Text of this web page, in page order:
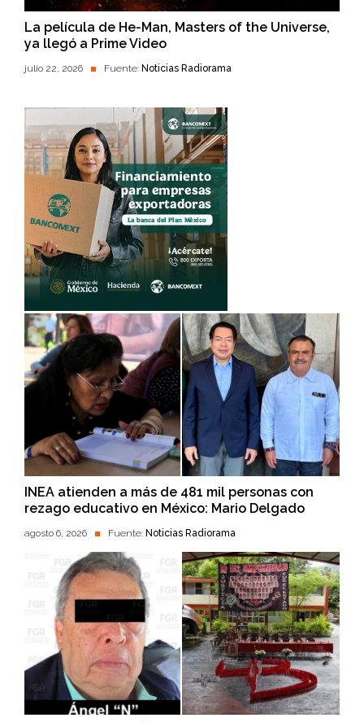
La película de He-Man, Masters of the Universe,
ya llegó a Prime Video
julio 22, 2026 Fuente: Noticias Radiorama
INEA atienden a más de 481 mil personas con
rezago educativo en México: Mario Delgado
agosto 6, 2026 Fuente: Noticias Radiorama